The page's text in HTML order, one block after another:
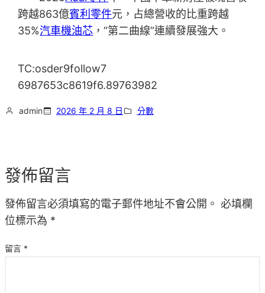
跨越863億賓利零件元，占總營收的比重跨越
35%汽車機油芯 ，“第二曲線”連續發展強大。
TC:osder9follow7
6987653c8619f6.89763982
admin 2026 年 2 月 8 日 分數
發佈留言
發佈留言必須填寫的電子郵件地址不會公開。 必填欄
位標示為 *
留言 *